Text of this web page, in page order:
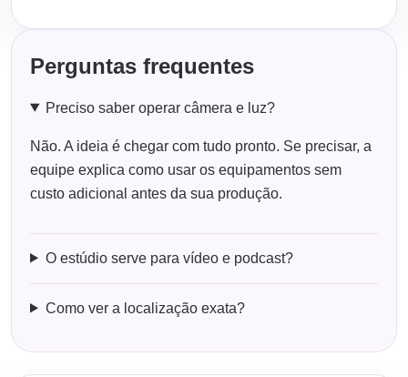
Perguntas frequentes
Preciso saber operar câmera e luz?
Não. A ideia é chegar com tudo pronto. Se precisar, a
equipe explica como usar os equipamentos sem
custo adicional antes da sua produção.
O estúdio serve para vídeo e podcast?
Como ver a localização exata?